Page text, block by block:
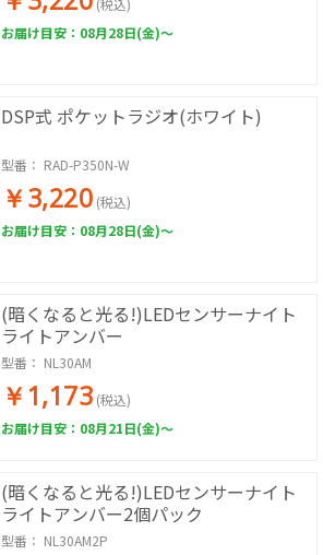
(税込)
お届け目安：08月28日(金)～
DSP式 ポケットラジオ(ホワイト)
型番： RAD-P350N-W
￥3,220 (税込)
お届け目安：08月28日(金)～
(暗くなると光る!)LEDセンサーナイト
ライトアンバー
型番： NL30AM
￥1,173 (税込)
お届け目安：08月21日(金)～
(暗くなると光る!)LEDセンサーナイト
ライトアンバー2個パック
型番： NL30AM2P